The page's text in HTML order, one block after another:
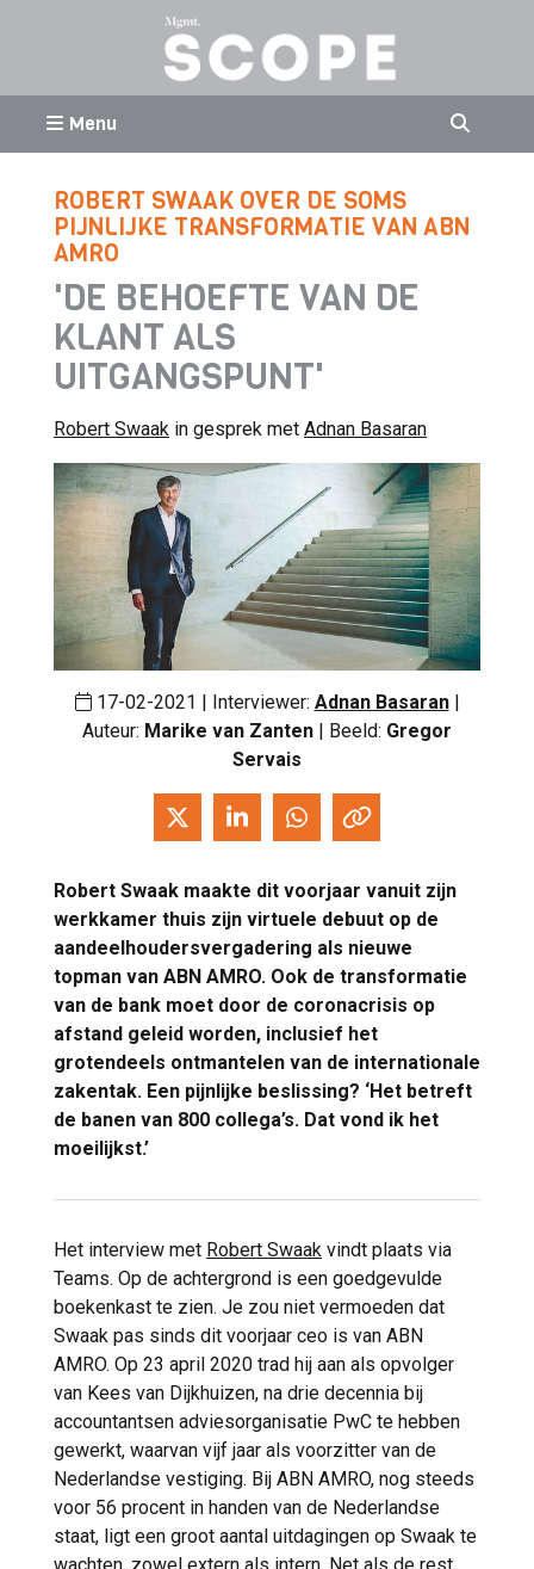
Menu
ROBERT SWAAK OVER DE SOMS
PIJNLIJKE TRANSFORMATIE VAN ABN
AMRO
'DE BEHOEFTE VAN DE
KLANT ALS
UITGANGSPUNT'
Robert Swaak in gesprek met Adnan Basaran
17-02-2021 | Interviewer: Adnan Basaran
Auteur: Marike van Zanten | Beeld: Gregor
Servais
Robert Swaak maakte dit voorjaar vanuit zijn
werkkamer thuis zijn virtuele debuut op de
aandeelhoudersvergadering als nieuwe
topman van ABN AMRO. Ook de transformatie
van de bank moet door de coronacrisis op
afstand geleid worden, inclusief het
grotendeels ontmantelen van de internationale
zakentak. Een pijnlijke beslissing? ‘Het betreft
de banen van 800 collega’s. Dat vond ik het
moeilijkst.’
Het interview met Robert Swaak vindt plaats via
Teams. Op de achtergrond is een goedgevulde
boekenkast te zien. Je zou niet vermoeden dat
Swaak pas sinds dit voorjaar ceo is van ABN
AMRO. Op 23 april 2020 trad hij aan als opvolger
van Kees van Dijkhuizen, na drie decennia bij
accountantsen adviesorganisatie PwC te hebben
gewerkt, waarvan vijf jaar als voorzitter van de
Nederlandse vestiging. Bij ABN AMRO, nog steeds
voor 56 procent in handen van de Nederlandse
staat, ligt een groot aantal uitdagingen op Swaak te